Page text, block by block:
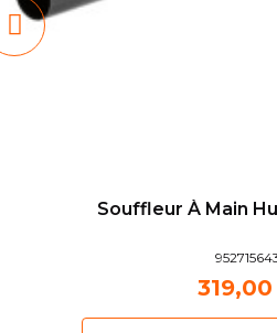
Souffleur À Main